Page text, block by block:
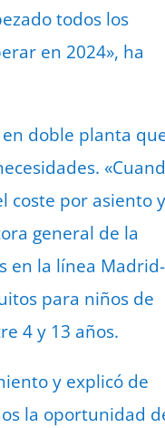
todos los
en 2024», ha
doble planta
coste por asiento y
general de la
en la línea Madrid-
para niños de
4 y 13 años.
y explicó de
la oportunidad